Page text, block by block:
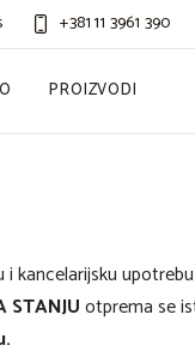
+381 11 3961 390
PROIZVODI
kancelarijsku
STANJUotprema se